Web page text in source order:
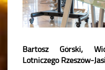
Bartosz Górski,
Lotniczego Rzeszów-